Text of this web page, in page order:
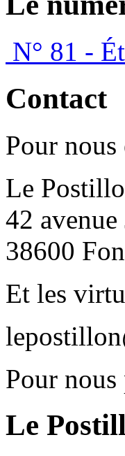
N° 81 -
Contact
Pour
Le
42 avenue
38600
Et les
Pour
Le